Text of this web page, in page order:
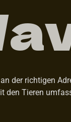
der richtigen
den Tieren